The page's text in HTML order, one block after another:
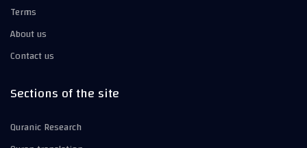
Terms
About us
Contact us
Sections of the site
Quranic Research